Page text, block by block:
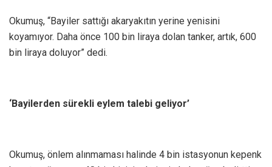
Okumuş, “Bayiler sattığı akaryakıtın yerine yenisini
koyamıyor. Daha önce 100 bin liraya dolan tanker, artık, 600
bin liraya doluyor” dedi.
‘Bayilerden sürekli eylem talebi geliyor’
Okumuş, önlem alınmaması halinde 4 bin istasyonun kepenk